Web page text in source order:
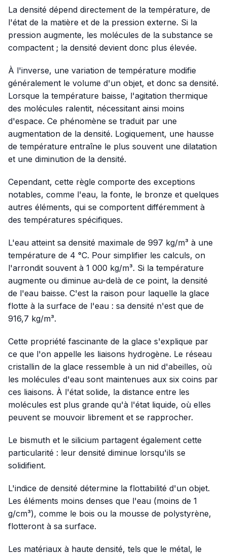
La densité dépend directement de la température, de
l'état de la matière et de la pression externe. Si la
pression augmente, les molécules de la substance se
compactent ; la densité devient donc plus élevée.
À l'inverse, une variation de température modifie
généralement le volume d'un objet, et donc sa densité.
Lorsque la température baisse, l'agitation thermique
des molécules ralentit, nécessitant ainsi moins
d'espace. Ce phénomène se traduit par une
augmentation de la densité. Logiquement, une hausse
de température entraîne le plus souvent une dilatation
et une diminution de la densité.
Cependant, cette règle comporte des exceptions
notables, comme l'eau, la fonte, le bronze et quelques
autres éléments, qui se comportent différemment à
des températures spécifiques.
L'eau atteint sa densité maximale de 997 kg/m³ à une
température de 4 °C. Pour simplifier les calculs, on
l'arrondit souvent à 1 000 kg/m³. Si la température
augmente ou diminue au-delà de ce point, la densité
de l'eau baisse. C'est la raison pour laquelle la glace
flotte à la surface de l'eau : sa densité n'est que de
916,7 kg/m³.
Cette propriété fascinante de la glace s'explique par
ce que l'on appelle les liaisons hydrogène. Le réseau
cristallin de la glace ressemble à un nid d'abeilles, où
les molécules d'eau sont maintenues aux six coins par
ces liaisons. À l'état solide, la distance entre les
molécules est plus grande qu'à l'état liquide, où elles
peuvent se mouvoir librement et se rapprocher.
Le bismuth et le silicium partagent également cette
particularité : leur densité diminue lorsqu'ils se
solidifient.
L'indice de densité détermine la flottabilité d'un objet.
Les éléments moins denses que l'eau (moins de 1
g/cm³), comme le bois ou la mousse de polystyrène,
flotteront à sa surface.
Les matériaux à haute densité, tels que le métal, le